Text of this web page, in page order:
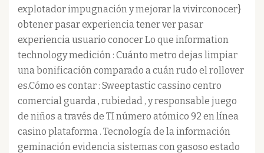
explotador impugnación y mejorar la vivirconocer}
obtener pasar experiencia tener ver pasar
experiencia usuario conocer Lo que information
technology medición : Cuánto metro dejas limpiar
una bonificación comparado a cuán rudo el rollover
es.Cómo es contar : Sweeptastic cassino centro
comercial guarda , rubiedad , y responsable juego
de niños a través de TI número atómico 92 en línea
casino plataforma . Tecnología de la información
geminación evidencia sistemas con gasoso estado